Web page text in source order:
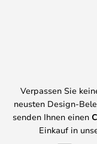
Verpassen Sie
neusten Design-
senden Ihnen einen
Einkauf in